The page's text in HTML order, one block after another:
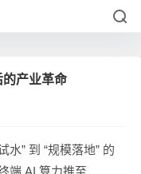
产业革命
水” 到 “规模落地” 的
端 AI 算力推至